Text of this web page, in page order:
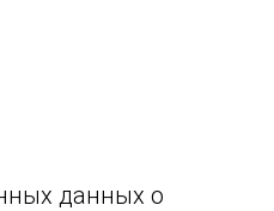
данных о